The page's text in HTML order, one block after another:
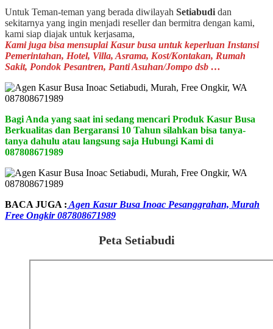
Untuk Teman-teman yang berada diwilayah Setiabudi dan
sekitarnya yang ingin menjadi reseller dan bermitra dengan kami,
kami siap diajak untuk kerjasama,
Kami juga bisa mensuplai Kasur busa untuk keperluan Instansi
Pemerintahan, Hotel, Villa, Asrama, Kost/Kontakan, Rumah
Sakit, Pondok Pesantren, Panti Asuhan/Jompo dsb …
Bagi Anda yang saat ini sedang mencari Produk Kasur Busa
Berkualitas dan Bergaransi 10 Tahun silahkan bisa tanya-
tanya dahulu atau langsung saja Hubungi Kami di
087808671989
BACA JUGA : Agen Kasur Busa Inoac Pesanggrahan, Murah
Free Ongkir 087808671989
Peta Setiabudi